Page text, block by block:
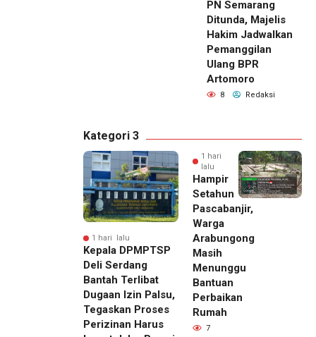
PN Semarang
Ditunda, Majelis
Hakim Jadwalkan
Pemanggilan
Ulang BPR
Artomoro
8 Redaksi
Kategori 3
1 hari lalu
Kepala DPMPTSP
Deli Serdang
Bantah Terlibat
Dugaan Izin Palsu,
Tegaskan Proses
Perizinan Harus
1 hari
lalu
Hampir
Setahun
Pascabanjir,
Warga
Arabungong
Masih
Menunggu
Bantuan
Perbaikan
Rumah
7